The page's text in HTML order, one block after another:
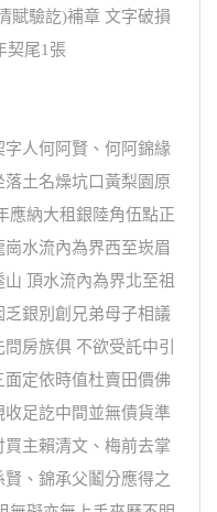
賦驗訖)補章 文字破損
契尾1張
人何阿賢、何阿錦緣
落土名燥坑口黃梨園原
應納大租銀陸角伍點正
水流內為界西至崁眉
頂水流內為界北至祖
銀別創兄弟母子相議
房族俱 不欲受託中引
定依時值杜賣田價佛
足訖中間並無債貨準
主賴清文、梅前去掌
、錦承父鬮分應得之